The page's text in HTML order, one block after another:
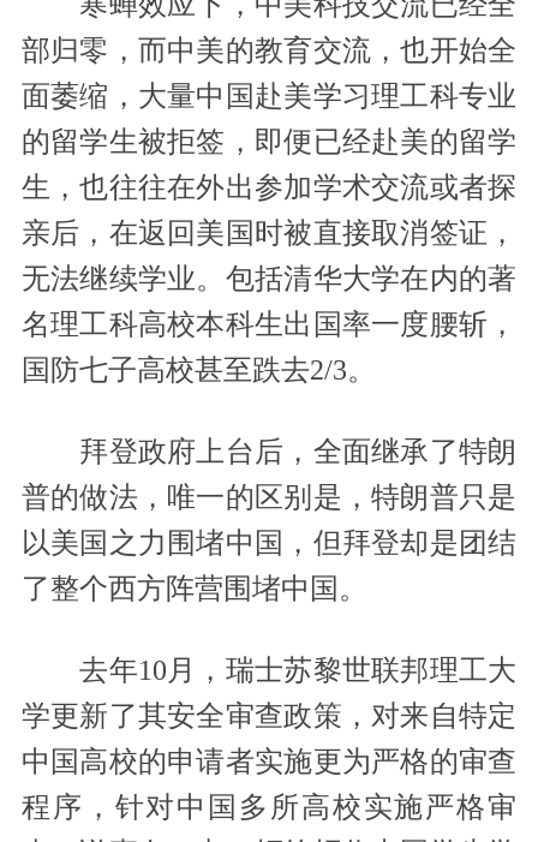
部归零，而中美的教育交流，也开始全
面萎缩，大量中国赴美学习理工科专业
的留学生被拒签，即便已经赴美的留学
生，也往往在外出参加学术交流或者探
亲后，在返回美国时被直接取消签证，
无法继续学业。包括清华大学在内的著
名理工科高校本科生出国率一度腰斩，
国防七子高校甚至跌去2/3。
拜登政府上台后，全面继承了特朗
普的做法，唯一的区别是，特朗普只是
以美国之力围堵中国，但拜登却是团结
了整个西方阵营围堵中国。
去年10月，瑞士苏黎世联邦理工大
学更新了其安全审查政策，对来自特定
中国高校的申请者实施更为严格的审查
程序，针对中国多所高校实施严格审